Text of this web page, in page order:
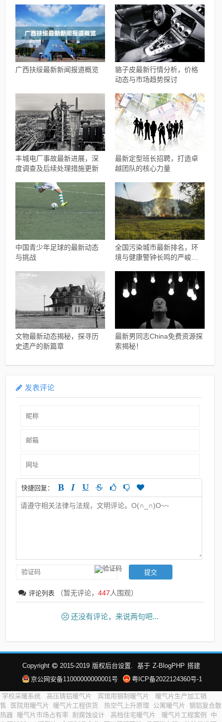
广西扶绥最新新闻报道概览
貉子皮最新行情分析，价格
动态与市场趋势探讨
丰城电厂事故最新进展，深
度调查及后续处理措施更新
最新定型班长招聘，打造卓
越团队的核心力量
中国青少年足球的最新动态
与挑战
全国污染城市最新排名，环
境与健康警钟长鸣的严峻现
文物最新动态揭秘，探寻历
史遗产的新篇章
最新男同志China免费资源探
索揭秘！
发表评论
快捷回复：
评论列表 （暂无评论，447人围观）
还没有评论，来说两句吧...
Copyright 2015-2019 版权后台设置. 基于 Z-BlogPHP 搭建
京公网安备11000000000001号
粤ICP备2022124360号-1
学校采暖系统 高压铸铝暖气片 宾馆用钢制暖气片
暖气片生产加工销
售
医院用暖气片 暖气片工程供货 热空气上升原理 公寓暖气片 钢铝复合散
热器
暖气片市场占有率 耐腐蚀设计 高档住宅暖气片 暖气片工程案例
中